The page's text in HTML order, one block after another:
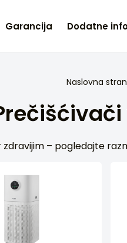
Garancija Dodatne
Naslovna
– pogledajte